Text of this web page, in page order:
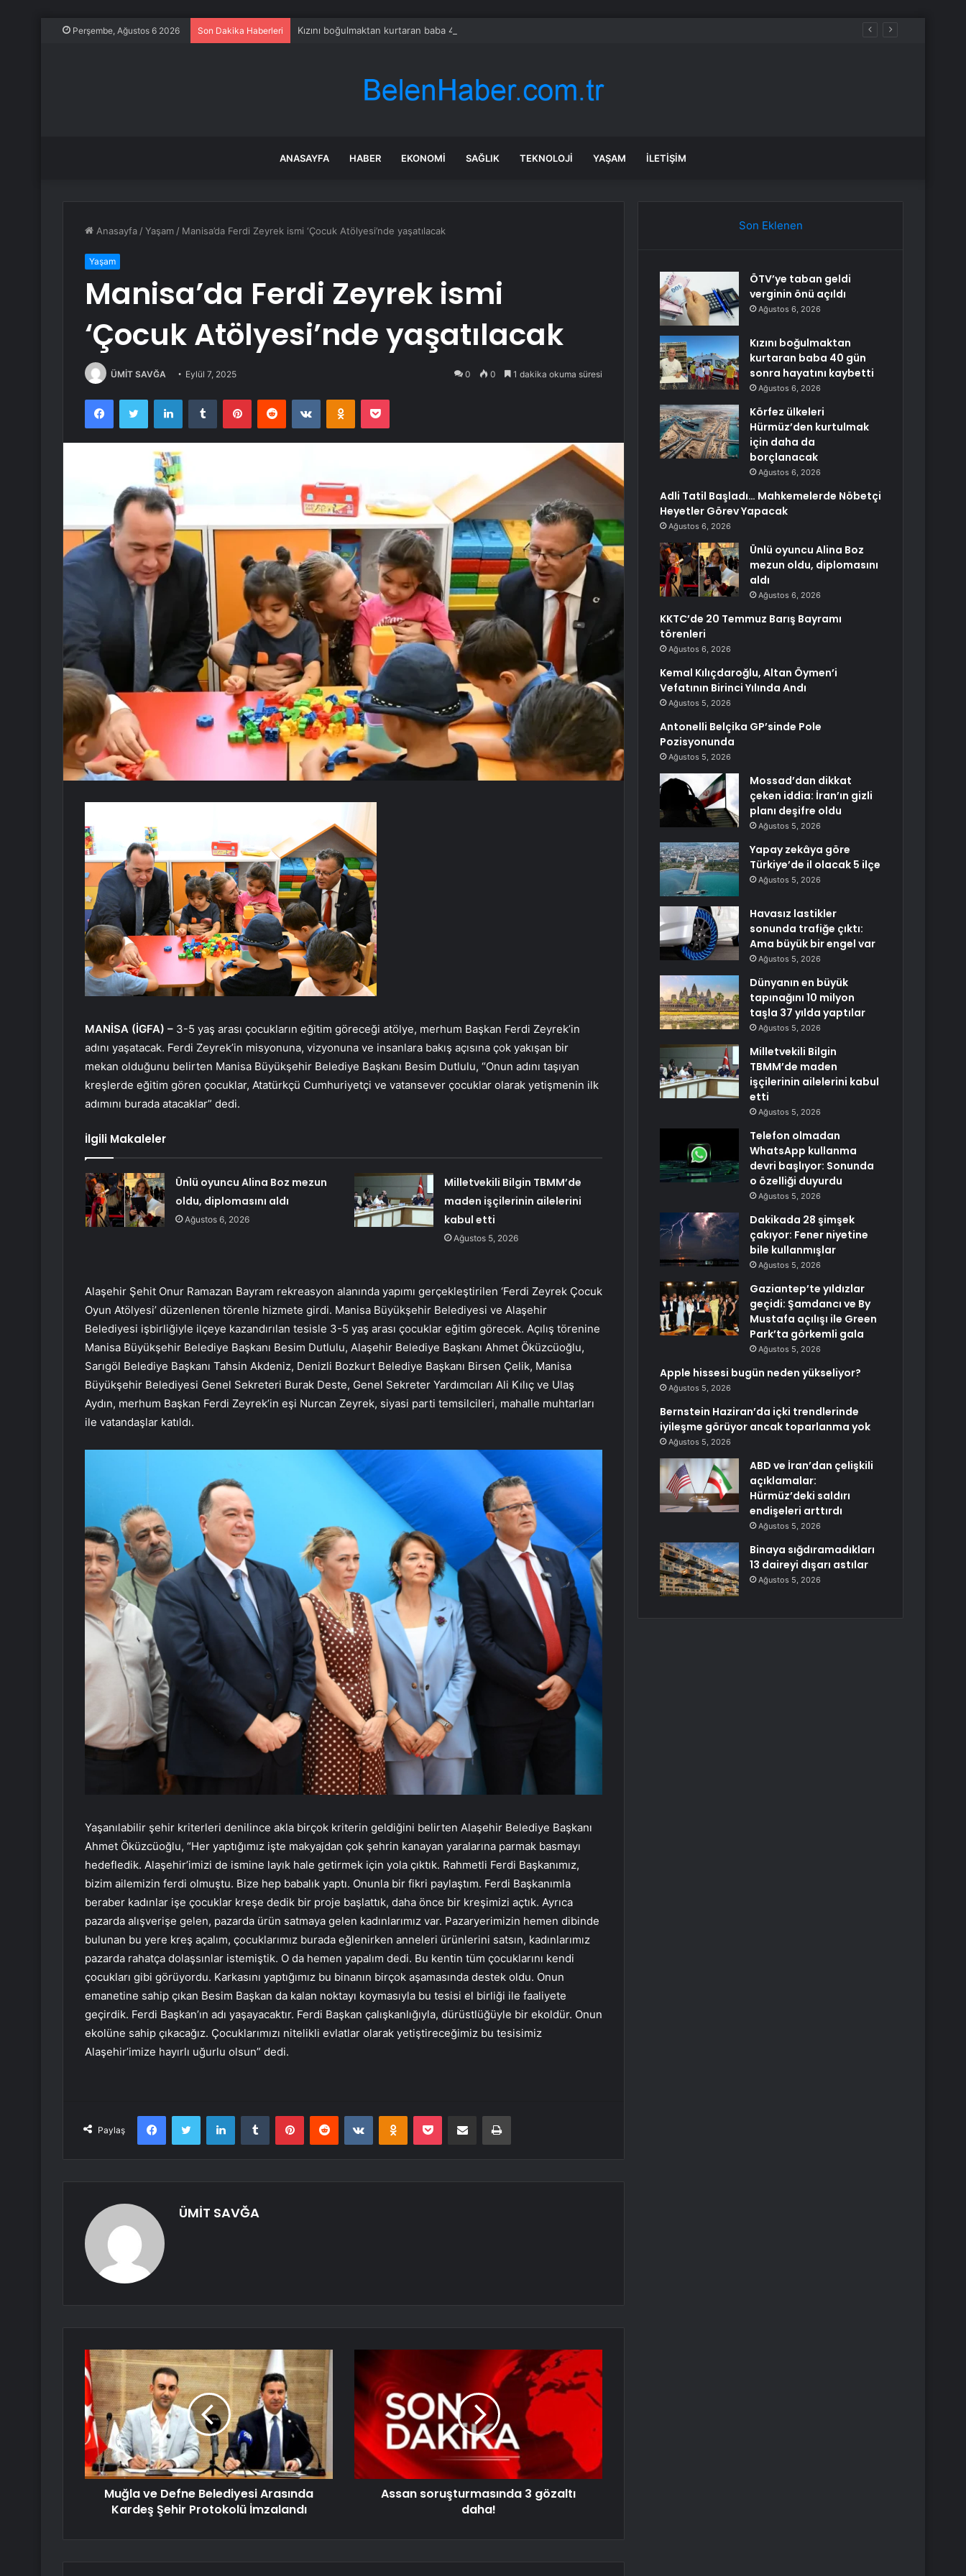
Perşembe, Ağustos 6 2026 Son Dakika Haberleri Kızını boğulmaktan kurtaran baba 40 gün sonra hayatını kaybetti
ANASAYFA HABER EKONOMI SAĞLIK TEKNOLOJI YAŞAM İLETIŞIM
Anasayfa /Yaşam / Manisa’da Ferdi Zeyrek ismi ‘Çocuk Atölyesi’nde yaşatılacak
Yaşam
Manisa’da Ferdi Zeyrek ismi
‘Çocuk Atölyesi’nde yaşatılacak
ÜMİT SAVĞA Eylül 7, 2025 0 0 1 dakika okuma süresi
FacebookTwitter LinkedInTumblr PinterestReddit VKontakteOdnoklassniki
Pocket
MANİSA (İGFA) – 3-5 yaş arası çocukların eğitim göreceği atölye, merhum Başkan Ferdi Zeyrek’in
adını yaşatacak. Ferdi Zeyrek’in misyonuna, vizyonuna ve insanlara bakış açısına çok yakışan bir
mekan olduğunu belirten Manisa Büyükşehir Belediye Başkanı Besim Dutlulu, “Onun adını taşıyan
kreşlerde eğitim gören çocuklar, Atatürkçü Cumhuriyetçi ve vatansever çocuklar olarak yetişmenin ilk
adımını burada atacaklar” dedi.
İlgili Makaleler
Ünlü oyuncu Alina Boz mezun
oldu, diplomasını aldı
Ağustos 6, 2026
Milletvekili Bilgin TBMM’de
maden işçilerinin ailelerini
kabul etti
Ağustos 5, 2026
Alaşehir Şehit Onur Ramazan Bayram rekreasyon alanında yapımı gerçekleştirilen ‘Ferdi Zeyrek Çocuk
Oyun Atölyesi’ düzenlenen törenle hizmete girdi. Manisa Büyükşehir Belediyesi ve Alaşehir
Belediyesi işbirliğiyle ilçeye kazandırılan tesisle 3-5 yaş arası çocuklar eğitim görecek. Açılış törenine
Manisa Büyükşehir Belediye Başkanı Besim Dutlulu, Alaşehir Belediye Başkanı Ahmet Öküzcüoğlu,
Sarıgöl Belediye Başkanı Tahsin Akdeniz, Denizli Bozkurt Belediye Başkanı Birsen Çelik, Manisa
Büyükşehir Belediyesi Genel Sekreteri Burak Deste, Genel Sekreter Yardımcıları Ali Kılıç ve Ulaş
Aydın, merhum Başkan Ferdi Zeyrek’in eşi Nurcan Zeyrek, siyasi parti temsilcileri, mahalle muhtarları
ile vatandaşlar katıldı.
Yaşanılabilir şehir kriterleri denilince akla birçok kriterin geldiğini belirten Alaşehir Belediye Başkanı
Ahmet Öküzcüoğlu, “Her yaptığımız işte makyajdan çok şehrin kanayan yaralarına parmak basmayı
hedefledik. Alaşehir’imizi de ismine layık hale getirmek için yola çıktık. Rahmetli Ferdi Başkanımız,
bizim ailemizin ferdi olmuştu. Bize hep babalık yaptı. Onunla bir fikri paylaştım. Ferdi Başkanımla
beraber kadınlar işe çocuklar kreşe dedik bir proje başlattık, daha önce bir kreşimizi açtık. Ayrıca
pazarda alışverişe gelen, pazarda ürün satmaya gelen kadınlarımız var. Pazaryerimizin hemen dibinde
bulunan bu yere kreş açalım, çocuklarımız burada eğlenirken anneleri ürünlerini satsın, kadınlarımız
pazarda rahatça dolaşsınlar istemiştik. O da hemen yapalım dedi. Bu kentin tüm çocuklarını kendi
çocukları gibi görüyordu. Karkasını yaptığımız bu binanın birçok aşamasında destek oldu. Onun
emanetine sahip çıkan Besim Başkan da kalan noktayı koymasıyla bu tesisi el birliği ile faaliyete
geçirdik. Ferdi Başkan’ın adı yaşayacaktır. Ferdi Başkan çalışkanlığıyla, dürüstlüğüyle bir ekoldür. Onun
ekolüne sahip çıkacağız. Çocuklarımızı nitelikli evlatlar olarak yetiştireceğimiz bu tesisimiz
Alaşehir’imize hayırlı uğurlu olsun” dedi.
Paylaş
FacebookTwitter LinkedInTumblr PinterestReddit VKontakteOdnoklassniki
Pocket E-Posta ile paylaş Yazdır
ÜMİT SAVĞA
Muğla ve Defne Belediyesi Arasında
Kardeş Şehir Protokolü İmzalandı
Assan soruşturmasında 3 gözaltı
daha!
Son Eklenen
ÖTV’ye taban geldi
verginin önü açıldı
Ağustos 6, 2026
Kızını boğulmaktan
kurtaran baba 40 gün
sonra hayatını kaybetti
Ağustos 6, 2026
Körfez ülkeleri
Hürmüz’den kurtulmak
için daha da
borçlanacak
Ağustos 6, 2026
Adli Tatil Başladı… Mahkemelerde Nöbetçi
Heyetler Görev Yapacak
Ağustos 6, 2026
Ünlü oyuncu Alina Boz
mezun oldu, diplomasını
aldı
Ağustos 6, 2026
KKTC’de 20 Temmuz Barış Bayramı
törenleri
Ağustos 6, 2026
Kemal Kılıçdaroğlu, Altan Öymen’i
Vefatının Birinci Yılında Andı
Ağustos 5, 2026
Antonelli Belçika GP’sinde Pole
Pozisyonunda
Ağustos 5, 2026
Mossad’dan dikkat
çeken iddia: İran’ın gizli
planı deşifre oldu
Ağustos 5, 2026
Yapay zekâya göre
Türkiye’de il olacak 5 ilçe
Ağustos 5, 2026
Havasız lastikler
sonunda trafiğe çıktı:
Ama büyük bir engel var
Ağustos 5, 2026
Dünyanın en büyük
tapınağını 10 milyon
taşla 37 yılda yaptılar
Ağustos 5, 2026
Milletvekili Bilgin
TBMM’de maden
işçilerinin ailelerini kabul
etti
Ağustos 5, 2026
Telefon olmadan
WhatsApp kullanma
devri başlıyor: Sonunda
o özelliği duyurdu
Ağustos 5, 2026
Dakikada 28 şimşek
çakıyor: Fener niyetine
bile kullanmışlar
Ağustos 5, 2026
Gaziantep’te yıldızlar
geçidi: Şamdancı ve By
Mustafa açılışı ile Green
Park’ta görkemli gala
Ağustos 5, 2026
Apple hissesi bugün neden yükseliyor?
Ağustos 5, 2026
Bernstein Haziran’da içki trendlerinde
iyileşme görüyor ancak toparlanma yok
Ağustos 5, 2026
ABD ve İran’dan çelişkili
açıklamalar:
Hürmüz’deki saldırı
endişeleri arttırdı
Ağustos 5, 2026
Binaya sığdıramadıkları
13 daireyi dışarı astılar
Ağustos 5, 2026